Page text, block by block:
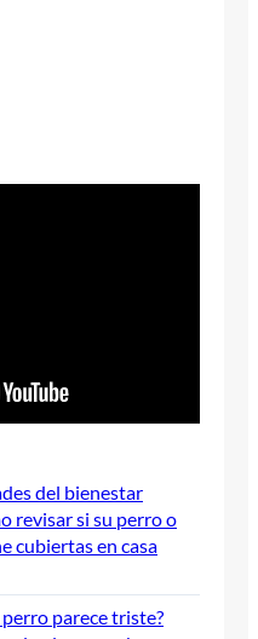
del bienestar
revisar si su perro o
cubiertas en casa
perro parece triste?